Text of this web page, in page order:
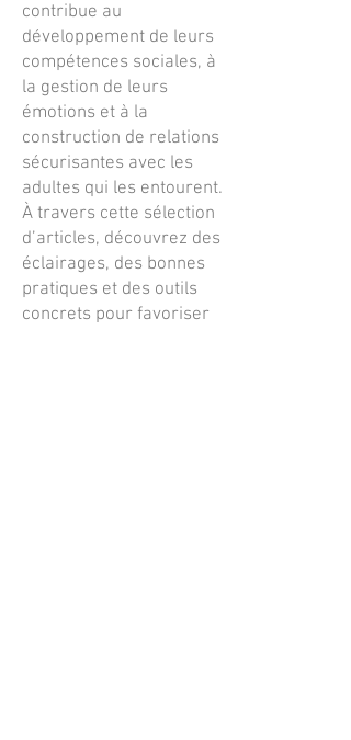
contribue au
développement de leurs
compétences sociales, à
la gestion de leurs
émotions et à la
construction de relations
sécurisantes avec les
adultes qui les entourent.
À travers cette sélection
d’articles, découvrez des
éclairages, des bonnes
pratiques et des outils
concrets pour favoriser